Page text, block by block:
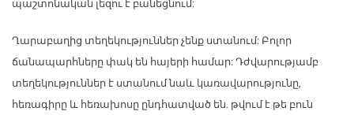
պաշտոնական լեզու է բանեցնում:
Ղարաբաղից տեղեկություններ չենք ստանում: Բոլոր
ճանապարհները փակ են հայերի համար: Դժվարությամբ
տեղեկություններ է ստանում նաև կառավարությունը,
հեռագիրը և հեռախոսը ընդհատված են. թվում է թե բուն